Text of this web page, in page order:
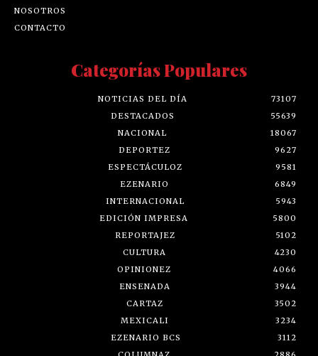
NOSOTROS
CONTACTO
Categorías Populares
NOTICIAS DEL DÍA
73107
DESTACADOS
55639
NACIONAL
18067
DEPORTEZ
9627
ESPECTÁCULOZ
9581
EZENARIO
6849
INTERNACIONAL
5943
EDICIÓN IMPRESA
5800
REPORTAJEZ
5102
CULTURA
4230
OPINIONEZ
4066
ENSENADA
3944
CARTAZ
3502
MEXICALI
3234
EZENARIO BCS
3112